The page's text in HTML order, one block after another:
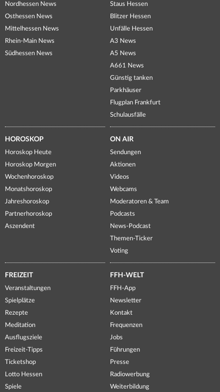
Nordhessen News
Osthessen News
Mittelhessen News
Rhein-Main News
Südhessen News
Staus Hessen
Blitzer Hessen
Unfälle Hessen
A3 News
A5 News
A661 News
Günstig tanken
Parkhäuser
Flugplan Frankfurt
Schulausfälle
HOROSKOP
Horoskop Heute
Horoskop Morgen
Wochenhoroskop
Monatshoroskop
Jahreshoroskop
Partnerhoroskop
Aszendent
ON AIR
Sendungen
Aktionen
Videos
Webcams
Moderatoren & Team
Podcasts
News-Podcast
Themen-Ticker
Voting
FREIZEIT
Veranstaltungen
Spielplätze
Rezepte
Meditation
Ausflugsziele
Freizeit-Tipps
Ticketshop
Lotto Hessen
Spiele
FFH-WELT
FFH-App
Newsletter
Kontakt
Frequenzen
Jobs
Führungen
Presse
Radiowerbung
Weiterbildung